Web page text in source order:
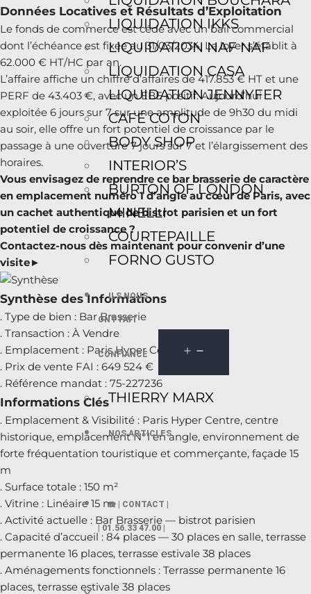
LIQUIDATION IKKS
LIQUIDATION NAF NAF
LIQUIDATION CASA
LIQUIDATION JENNYFER
CAFÉ COTON
BODY SHOP
INTERIOR’S
BURTON OF LONDON
MINELLI
COURTEPAILLE
FORNO GUSTO
ILS NOUS
ONT FAIT
CONFIANCE
THIERRY MARX
NOS ARTICLES
☎️ | CONTACT |
| 01.56.33 47.00 |
Données Locatives et Résultats d’Exploitation
Le fonds de commerce est cédé avec un bail commercial
dont l’échéance est fixée au 31/03/2034. Le loyer s’établit à
62.000 € HT/HC par an.
L’affaire affiche un chiffre d’affaires de 417.853 € HT et une
PERF de 43.403 €, avec un EBE positif. Aujourd’hui
exploitée 6 jours sur 7 sur une amplitude de 9h30 du midi
au soir, elle offre un fort potentiel de croissance par le
passage à une ouverture 7 jours sur 7 et l’élargissement des
horaires.
Vous envisagez de reprendre ce bar brasserie de caractère
en emplacement numéro 1 d’angle au cœur de Paris, avec
un cachet authentique de bistrot parisien et un fort
potentiel de croissance ?
Contactez-nous dès maintenant pour convenir d’une
visite►
Synthèse des Informations
. Type de bien : Bar Brasserie
. Transaction : À Vendre
. Emplacement : Paris Hyper Centre
. Prix de vente FAI : 649 524 €
. Référence mandat : 75-227236
Informations Clés
. Emplacement & Visibilité : Paris Hyper Centre, centre
historique, emplacement N°1 en angle, environnement de
forte fréquentation touristique et commerçante, façade 15
m
. Surface totale : 150 m²
. Vitrine : Linéaire 15 m
. Activité actuelle : Bar Brasserie — bistrot parisien
. Capacité d’accueil : 84 places — 30 places en salle, terrasse
permanente 16 places, terrasse estivale 38 places
. Aménagements fonctionnels : Terrasse permanente 16
places, terrasse estivale 38 places